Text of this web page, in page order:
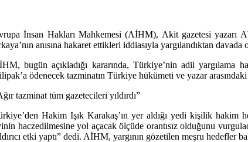
İnsan Hakları Mahkemesi (AİHM), Akit gazetesi yazarı
anısına hakaret ettikleri iddiasıyla yargılandıktan davada
bugün açıkladığı kararında, Türkiye’nin adil yargılama
ödenecek tazminatın Türkiye hükümeti ve yazar
tazminat tüm gazetecileri yıldırdı”
Hakim Işık Karakaş’ın yer aldığı yedi kişilik hakim
haczedilmesine yol açacak ölçüde orantısız olduğunu
etki yaptı” dedi. AİHM, yargının gözetilen meşru hedefler